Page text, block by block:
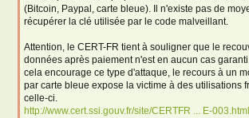
(Bitcoin, Paypal, carte bleue). Il n'existe pas de
récupérer la clé utilisée par le code malveillant.
Attention, le CERT-FR tient à souligner que le
données après paiement n'est en aucun cas
cela encourage ce type d'attaque, le recours à un
par carte bleue expose la victime à des utilisations
celle-ci.
http://www.cert.ssi.gouv.fr/site/CERTFR ... E-003.html